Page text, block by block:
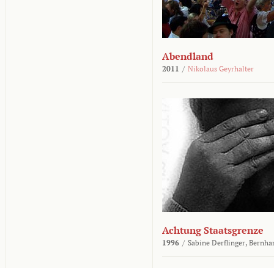
Abendland
2011 / Nikolaus Geyrhalter
Achtung Staatsgrenze
1996 / Sabine Derflinger,